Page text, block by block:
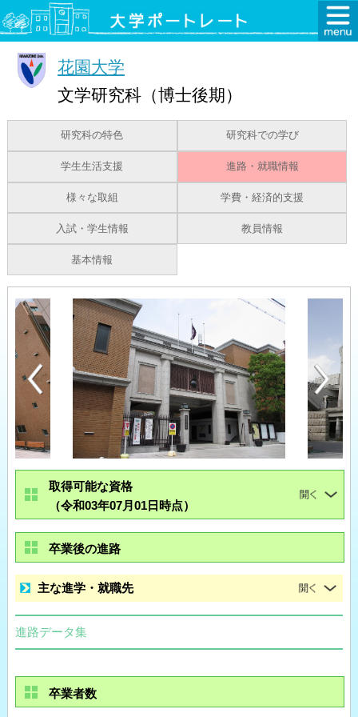
花園大学
文学研究科（博士後期）
研究科の特色 研究科での学び
学生生活支援 進路・就職情報
様々な取組 学費・経済的支援
入試・学生情報 教員情報
基本情報
取得可能な資格
（令和03年07月01日時点）
卒業後の進路
主な進学・就職先
進路データ集
卒業者数